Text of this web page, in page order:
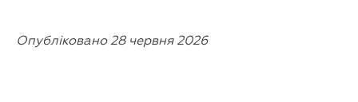
Опубліковано 28 червня 2026